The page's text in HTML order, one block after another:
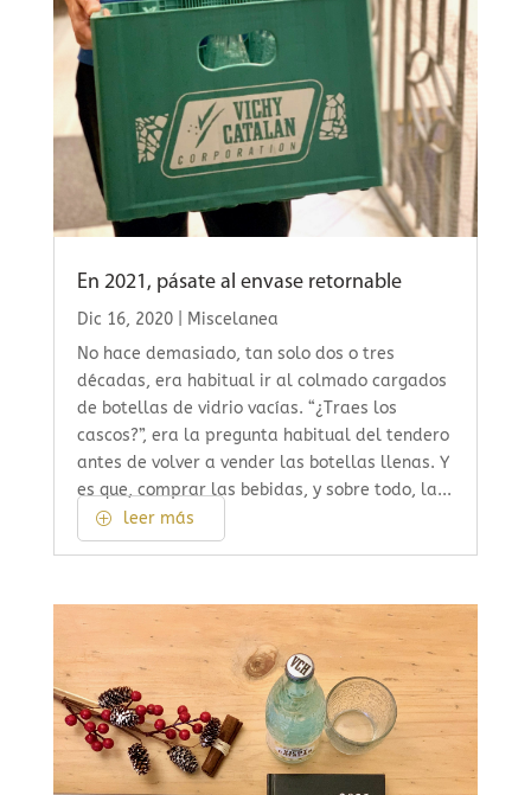
En 2021, pásate al envase retornable
Dic 16, 2020|
Miscelanea
No hace demasiado, tan solo dos o tres
décadas, era habitual ir al colmado cargados
de botellas de vidrio vacías. “¿Traes los
cascos?”, era la pregunta habitual del tendero
antes de volver a vender las botellas llenas. Y
es que, comprar las bebidas, y sobre todo, la...
leer más